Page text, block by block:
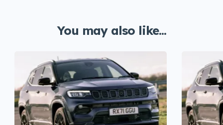
You may also like...